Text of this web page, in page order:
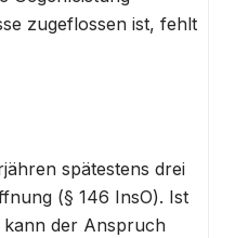
zugeflossen ist, fehlt
spätestens drei
(§ 146 InsO). Ist
kann der Anspruch